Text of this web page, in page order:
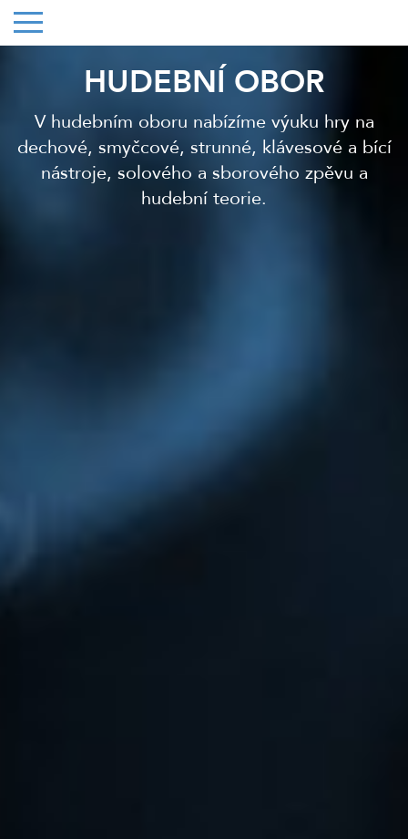
HUDEBNÍ OBOR
V hudebním oboru nabízíme výuku hry na
dechové, smyčcové, strunné, klávesové a bící
nástroje, solového a sborového zpěvu a
hudební teorie.